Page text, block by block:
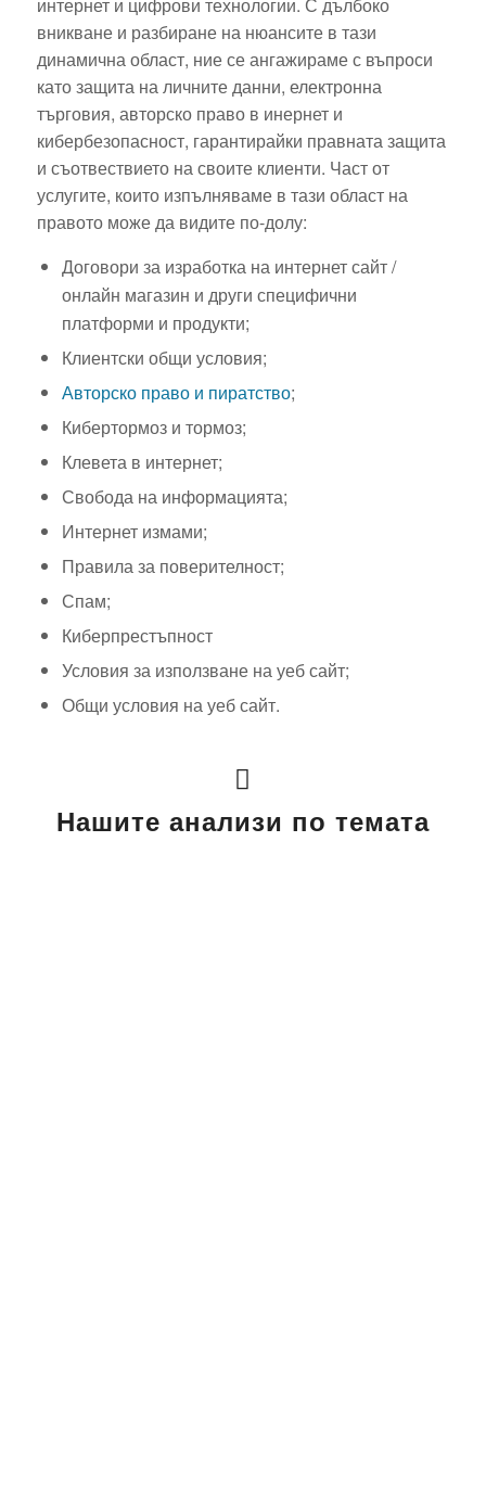
вникване и разбиране на нюансите в тази
динамична област, ние се ангажираме с въпроси
като защита на личните данни, електронна
търговия, авторско право в инернет и
кибербезопасност, гарантирайки правната защита
и съотвествието на своите клиенти. Част от
услугите, които изпълняваме в тази област на
правото може да видите по-долу:
Договори за изработка на интернет сайт /
онлайн магазин и други специфични
платформи и продукти;
Клиентски общи условия;
Авторско право и пиратство;
Кибертормоз и тормоз;
Клевета в интернет;
Свобода на информацията;
Интернет измами;
Правила за поверителност;
Спам;
Киберпрестъпност
Условия за използване на уеб сайт;
Общи условия на уеб сайт.
Нашите анализи по темата